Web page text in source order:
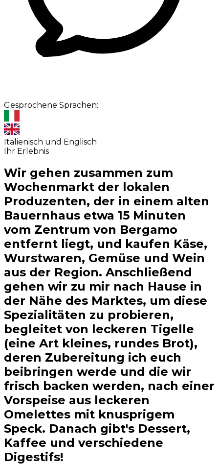
Gesprochene Sprachen:
Italienisch und Englisch
Ihr Erlebnis
Wir gehen zusammen zum
Wochenmarkt der lokalen
Produzenten, der in einem alten
Bauernhaus etwa 15 Minuten
vom Zentrum von Bergamo
entfernt liegt, und kaufen Käse,
Wurstwaren, Gemüse und Wein
aus der Region. Anschließend
gehen wir zu mir nach Hause in
der Nähe des Marktes, um diese
Spezialitäten zu probieren,
begleitet von leckeren Tigelle
(eine Art kleines, rundes Brot),
deren Zubereitung ich euch
beibringen werde und die wir
frisch backen werden, nach einer
Vorspeise aus leckeren
Omelettes mit knusprigem
Speck. Danach gibt's Dessert,
Kaffee und verschiedene
Digestifs!